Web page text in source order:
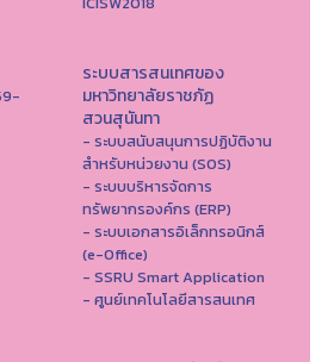
ระบบสารสนเทศของ
มหาวิทยาลัยราชภัฏ
สวนสุนันทา
- ระบบสนับสนุนการปฏิบัติงาน
สำหรับหน่วยงาน (SOS)
- ระบบบริหารจัดการ
ทรัพยากรองค์กร (ERP)
- ระบบเอกสารอิเล็กทรอนิกส์
(e-Office)
- SSRU Smart Application
- ศูนย์เทคโนโลยีสารสนเทศ